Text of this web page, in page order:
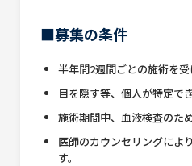
■募集の条件
半年間2週間ごとの施術を
目を隠す等、個人が特定で
施術期間中、血液検査のた
医師のカウンセリングによ
す。